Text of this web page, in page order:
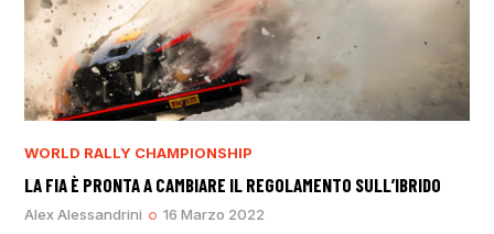
WORLD RALLY CHAMPIONSHIP
LA FIA È PRONTA A CAMBIARE IL REGOLAMENTO SULL’IBRIDO
Alex Alessandrini 16 Marzo 2022